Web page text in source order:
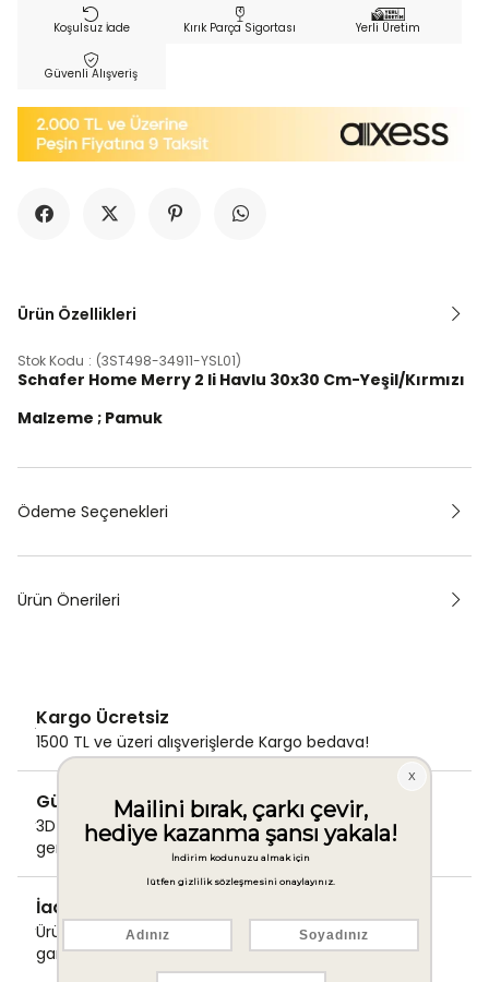
Koşulsuz İade Kırık Parça Sigortası Yerli Üretim
Güvenli Alışveriş
Ürün Özellikleri
Stok Kodu (3ST498-34911-YSL01)
Schafer Home Merry 2 li Havlu 30x30 Cm-Yeşil/Kırmızı
Malzeme ; Pamuk
Ödeme Seçenekleri
Ürün Önerileri
Kargo Ücretsiz
1500 TL ve üzeri alışverişlerde Kargo bedava!
Güvenli Ödeme
3D Secure ile güvenli ödemenizi
gerçekleştirin.
İade & Değişim Garantisi
Ürünlerinizde sorunsuz iade ve değişim
garantisi.